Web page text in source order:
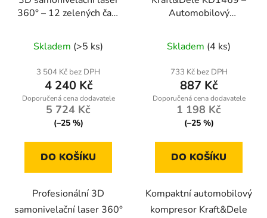
360° – 12 zelených čar |
Skladem (>5 ks)
3 504 Kč bez DPH
4 240 Kč
5 724 Kč
(–25 %)
DO KOŠÍKU
Profesionální 3D
samonivelační laser 360°
Automobilový
Skladem (4 ks)
733 Kč bez DPH
887 Kč
1 198 Kč
(–25 %)
DO KOŠÍKU
Kompaktní automobilový
kompresor Kraft&Dele